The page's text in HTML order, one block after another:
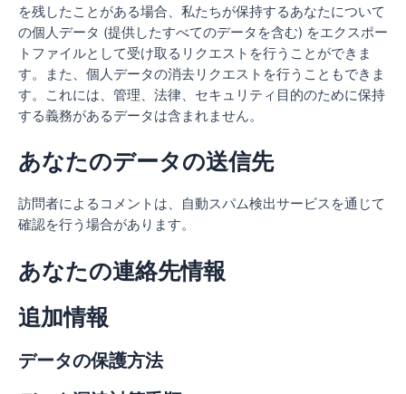
を残したことがある場合、私たちが保持するあなたについて
の個人データ (提供したすべてのデータを含む) をエクスポー
トファイルとして受け取るリクエストを行うことができま
す。また、個人データの消去リクエストを行うこともできま
す。これには、管理、法律、セキュリティ目的のために保持
する義務があるデータは含まれません。
あなたのデータの送信先
訪問者によるコメントは、自動スパム検出サービスを通じて
確認を行う場合があります。
あなたの連絡先情報
追加情報
データの保護方法